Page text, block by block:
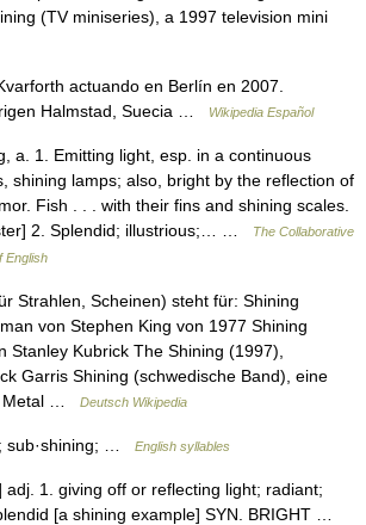
(TV miniseries), a 1997 television mini
actuando en Berlín en 2007.
Halmstad, Suecia …
Wikipedia Español
a. 1. Emitting light, esp. in a continuous
shining lamps; also, bright by the reflection of
Fish . . . with their fins and shining scales.
2. Splendid; illustrious;… …
The Collaborative
English
Strahlen, Scheinen) steht für: Shining
von Stephen King von 1977 Shining
Stanley Kubrick The Shining (1997),
Garris Shining (schwedische Band), eine
Metal …
Deutsch Wikipedia
sub·shining; … English syllables
adj. 1. giving off or reflecting light; radiant;
[a shining example] SYN. BRIGHT …